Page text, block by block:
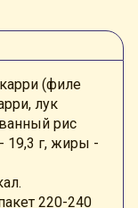
(филе
лук
рис
19,3 г, жиры -
220-240